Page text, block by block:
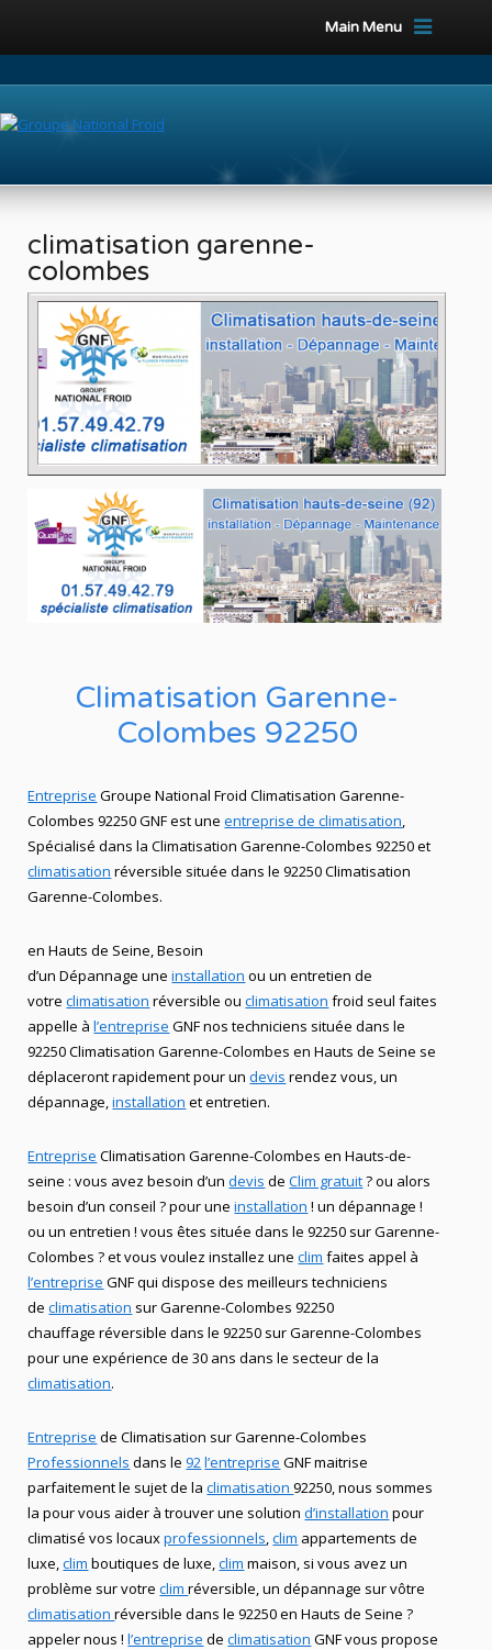
Main Menu
climatisation garenne-
colombes
Climatisation Garenne-
Colombes 92250
Entreprise Groupe National Froid Climatisation Garenne-
Colombes 92250 GNF est uneentreprise de climatisation,
Spécialisé dans la Climatisation Garenne-Colombes 92250et
climatisation réversible située dans le 92250 Climatisation
Garenne-Colombes.
en Hauts de Seine, Besoin
d’un Dépannage uneinstallation ou un entretien de
votreclimatisation réversible ouclimatisation froid seul faites
appelle àl’entreprise GNF nos techniciens située dans le
92250 Climatisation Garenne-Colombes en Hauts de Seine se
déplaceront rapidement pour undevis rendez vous, un
dépannage,installation et entretien.
Entreprise Climatisation Garenne-Colombes en Hauts-de-
seine : vous avez besoin d’undevis deClim gratuit? ou alors
besoin d’un conseil ? pour uneinstallation ! un dépannage !
ou un entretien ! vous êtes située dans le 92250 sur Garenne-
Colombes ? et vous voulez installez uneclim faites appel à
l’entreprise GNF qui dispose des meilleurs techniciens
declimatisation sur Garenne-Colombes 92250
chauffage réversible dans le 92250 sur Garenne-Colombes
pour une expérience de 30 ans dans le secteur de la
climatisation.
Entreprise de Climatisation sur Garenne-Colombes
Professionnels dans le92l’entreprise GNF maitrise
parfaitement le sujet de laclimatisation92250, nous sommes
la pour vous aider à trouver une solutiond’installation pour
climatisé vos locauxprofessionnels,clim appartements de
luxe,clim boutiques de luxe,clim maison, si vous avez un
problème sur votreclimréversible, un dépannage sur vôtre
climatisationréversible dans le 92250 en Hauts de Seine ?
appeler nous !l’entreprise declimatisation GNF vous propose